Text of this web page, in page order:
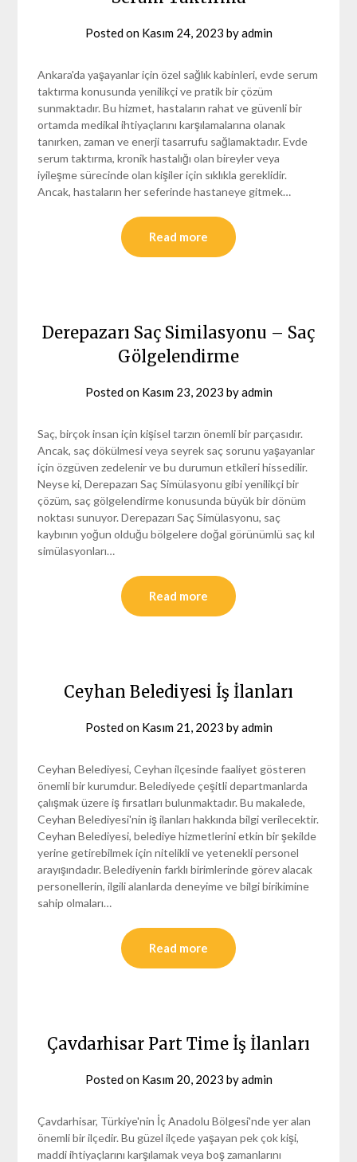
Posted on Kasım 24, 2023 byadmin
Ankara'da yaşayanlar için özel sağlık kabinleri, evde serum
taktırma konusunda yenilikçi ve pratik bir çözüm
sunmaktadır. Bu hizmet, hastaların rahat ve güvenli bir
ortamda medikal ihtiyaçlarını karşılamalarına olanak
tanırken, zaman ve enerji tasarrufu sağlamaktadır. Evde
serum taktırma, kronik hastalığı olan bireyler veya
iyileşme sürecinde olan kişiler için sıklıkla gereklidir.
Ancak, hastaların her seferinde hastaneye gitmek…
Read more
Derepazarı Saç Similasyonu – Saç
Gölgelendirme
Posted on Kasım 23, 2023 byadmin
Saç, birçok insan için kişisel tarzın önemli bir parçasıdır.
Ancak, saç dökülmesi veya seyrek saç sorunu yaşayanlar
için özgüven zedelenir ve bu durumun etkileri hissedilir.
Neyse ki, Derepazarı Saç Simülasyonu gibi yenilikçi bir
çözüm, saç gölgelendirme konusunda büyük bir dönüm
noktası sunuyor. Derepazarı Saç Simülasyonu, saç
kaybının yoğun olduğu bölgelere doğal görünümlü saç kıl
simülasyonları…
Read more
Ceyhan Belediyesi İş İlanları
Posted on Kasım 21, 2023 byadmin
Ceyhan Belediyesi, Ceyhan ilçesinde faaliyet gösteren
önemli bir kurumdur. Belediyede çeşitli departmanlarda
çalışmak üzere iş fırsatları bulunmaktadır. Bu makalede,
Ceyhan Belediyesi'nin iş ilanları hakkında bilgi verilecektir.
Ceyhan Belediyesi, belediye hizmetlerini etkin bir şekilde
yerine getirebilmek için nitelikli ve yetenekli personel
arayışındadır. Belediyenin farklı birimlerinde görev alacak
personellerin, ilgili alanlarda deneyime ve bilgi birikimine
sahip olmaları…
Read more
Çavdarhisar Part Time İş İlanları
Posted on Kasım 20, 2023 byadmin
Çavdarhisar, Türkiye'nin İç Anadolu Bölgesi'nde yer alan
önemli bir ilçedir. Bu güzel ilçede yaşayan pek çok kişi,
maddi ihtiyaçlarını karşılamak veya boş zamanlarını